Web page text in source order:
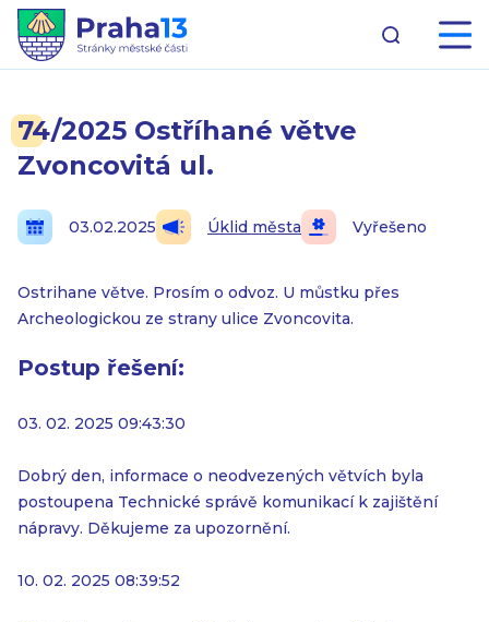
74/2025 Ostříhané větve
Zvoncovitá ul.
03.02.2025 Úklid města Vyřešeno
Ostrihane větve. Prosím o odvoz. U můstku přes
Archeologickou ze strany ulice Zvoncovita.
Postup řešení:
03. 02. 2025 09:43:30
Dobrý den, informace o neodvezených větvích byla
postoupena Technické správě komunikací k zajištění
nápravy. Děkujeme za upozornění.
10. 02. 2025 08:39:52